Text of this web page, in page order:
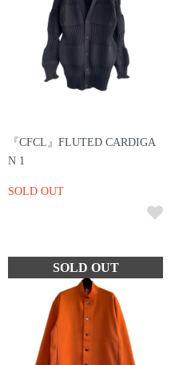
『CFCL』FLUTED CARDIGA
N 1
SOLD OUT